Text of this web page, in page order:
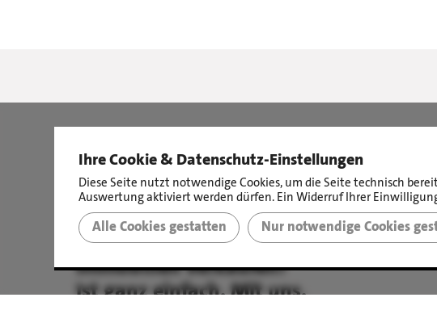
Immobilien verkaufen?
Ist ganz einfach. Mit uns.
©
Ihre Cookie & Datenschutz-Einstellungen
Diese Seite nutzt notwendige Cookies, um die Seite technisch
Auswertung aktiviert werden dürfen. Ein Widerruf Ihrer
Alle Cookies gestatten Nur notwendige Cookies